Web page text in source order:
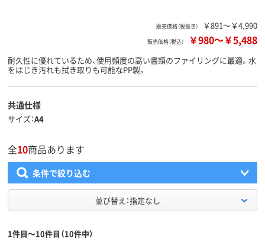
販売価格（税抜き） ￥891～￥4,990
販売価格（税込） ￥980～￥5,488
耐久性に優れているため、使用頻度の高い書類のファイリングに最適。水
をはじき汚れも拭き取りも可能なPP製。
共通仕様
サイズ A4
全10商品あります
条件で絞り込む
並び替え：指定なし
1件目～10件目（10件中）